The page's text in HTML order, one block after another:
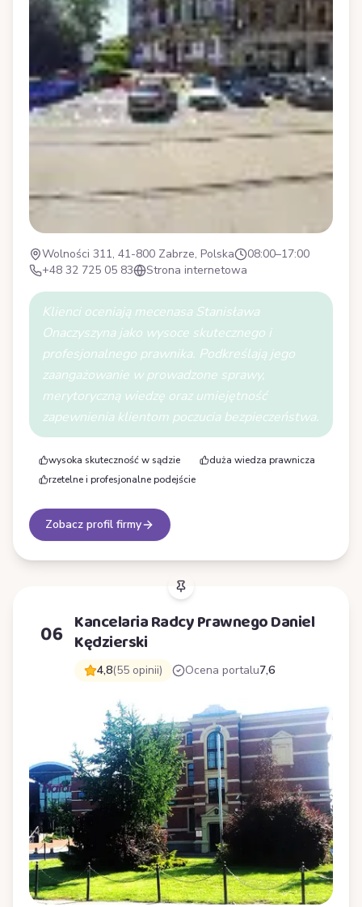
Wolności 311, 41-800 Zabrze, Polska
08:00–17:00
+48 32 725 05 83
Strona internetowa
Klienci oceniają mecenasa Stanisława
Onaczyszyna jako wysoce skutecznego i
profesjonalnego prawnika. Podkreślają jego
zaangażowanie w prowadzone sprawy,
merytoryczną wiedzę oraz umiejętność
zapewnienia klientom poczucia bezpieczeństwa.
wysoka skuteczność w sądzie
duża wiedza prawnicza
rzetelne i profesjonalne podejście
Zobacz profil firmy
06 Kancelaria Radcy Prawnego Daniel
Kędzierski
4,8(55 opinii) Ocena portalu7,6